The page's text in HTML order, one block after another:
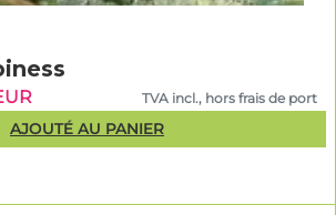
TVA incl., hors frais de port
AJOUTÉ AU PANIER